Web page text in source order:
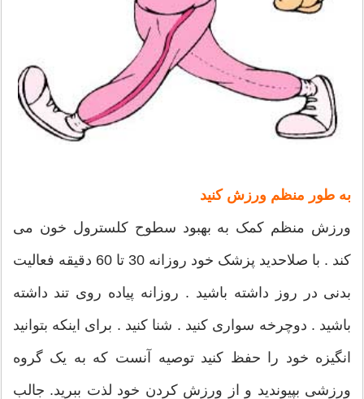
به طور منظم ورزش کنید
ورزش منظم کمک به بهبود سطوح کلسترول خون می
کند . با صلاحدید پزشک خود روزانه 30 تا 60 دقیقه فعالیت
بدنی در روز داشته باشید . روزانه پیاده روی تند داشته
باشید . دوچرخه سواری کنید . شنا کنید . برای اینکه بتوانید
انگیزه خود را حفظ کنید توصیه آنست که به یک گروه
ورزشی بپیوندید و از ورزش کردن خود لذت ببرید. جالب